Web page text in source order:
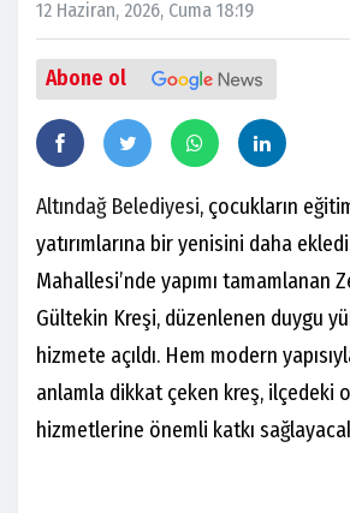
12 Haziran, 2026, Cuma 18:19
Abone ol
Altındağ Belediyesi, çocukların
yatırımlarına bir yenisini daha
Mahallesi’nde yapımı tamamlanan
Gültekin Kreşi, düzenlenen duygu
hizmete açıldı. Hem modern
anlamla dikkat çeken kreş, ilçedeki
hizmetlerine önemli katkı